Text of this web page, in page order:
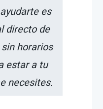
es
directo de
horarios
estar a tu
necesites.